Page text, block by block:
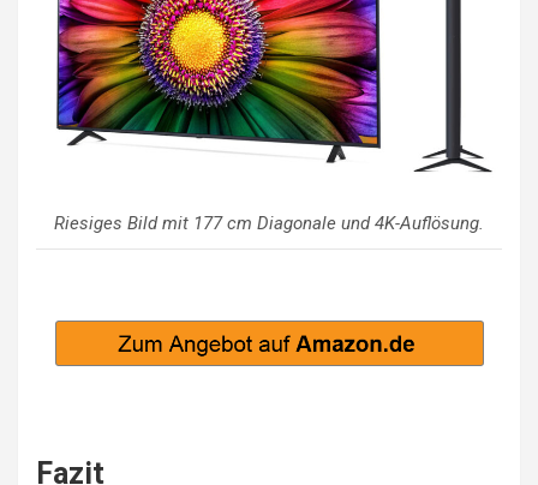
Riesiges Bild mit 177 cm Diagonale und 4K-Auflösung.
Fazit